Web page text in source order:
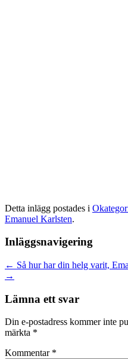
Detta inlägg postades i
Emanuel Karlsten.
Inläggsnavigering
← Så hur har din helg varit,
→
Lämna ett svar
Din e-postadress kommer inte
märkta *
Kommentar *